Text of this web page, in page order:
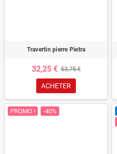
Travertin pierre Pietra
32,25 € 53,75 €
ACHETER
PROMO ! -40%